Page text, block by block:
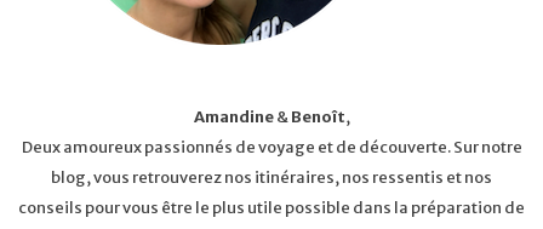
Amandine&Benoît,
Deux amoureux passionnés de voyage et de découverte. Sur notre
blog, vous retrouverez nos itinéraires, nos ressentis et nos
conseils pour vous être le plus utile possible dans la préparation de